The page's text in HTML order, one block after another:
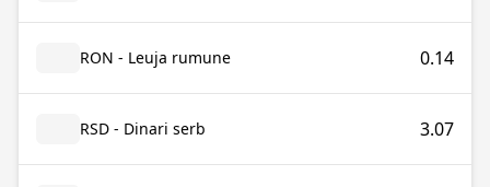
RON - Leuja rumune 0.14
RSD - Dinari serb 3.07